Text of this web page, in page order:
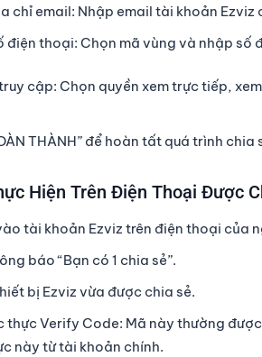
chỉ email: Nhập email tài khoản Ezviz
điện thoại: Chọn mã vùng và nhập số
cập: Chọn quyền xem trực tiếp,
THÀNH” để hoàn tất quá trình chia
Hiện Trên Điện Thoại Được
tài khoản Ezviz trên điện thoại của
báo “Bạn có 1 chia sẻ”.
bị Ezviz vừa được chia sẻ.
thực Verify Code: Mã này thường
này từ tài khoản chính.